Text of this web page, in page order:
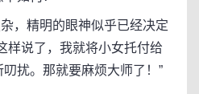
精明的眼神似乎已经决定
样说了，我就将小女托付给
扰。那就要麻烦大师了！”